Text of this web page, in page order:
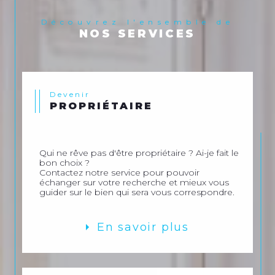
Découvrez l'ensemble de
NOS SERVICES
Devenir
PROPRIÉTAIRE
Qui ne rêve pas d'être propriétaire ? Ai-je fait le
bon choix ?
Contactez notre service pour pouvoir
échanger sur votre recherche et mieux vous
guider sur le bien qui sera vous correspondre.
En savoir plus